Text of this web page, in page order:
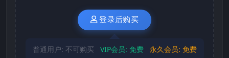
登录后购买
普通用户: 不可购买 VIP会员: 免费 永久会员: 免费